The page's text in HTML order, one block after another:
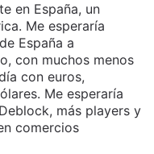
en España, un
Me esperaría
España a
con muchos menos
con euros,
Me esperaría
más players y
comercios